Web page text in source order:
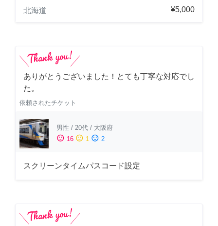
北海道
¥5,000
ありがとうございました！とても丁寧な対応でし
た。
依頼されたチケット
男性 / 20代 / 大阪府
sentiment_satisfied 16 sentiment_neutral 1 sentiment_dissatisfied 2
スクリーンタイムパスコード設定